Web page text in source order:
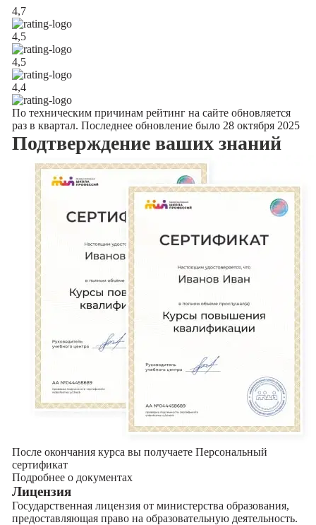
4,7
4,5
4,5
4,4
По техническим причинам рейтинг на сайте обновляется
раз в квартал. Последнее обновление было 28 октября 2025
Подтверждение ваших знаний
После окончания курса вы получаете Персональный
сертификат
Подробнее о документах
Лицензия
Государственная лицензия от министерства образования,
предоставляющая право на образовательную деятельность.